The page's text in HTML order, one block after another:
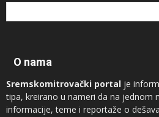
O nama
Sremskomitrovački portal je
tipa, kreirano u nameri da na jednom
informacije, teme i reportaže o